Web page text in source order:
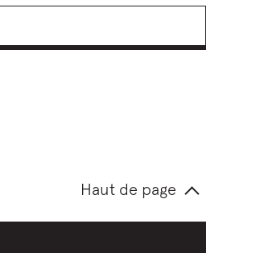
Haut de page